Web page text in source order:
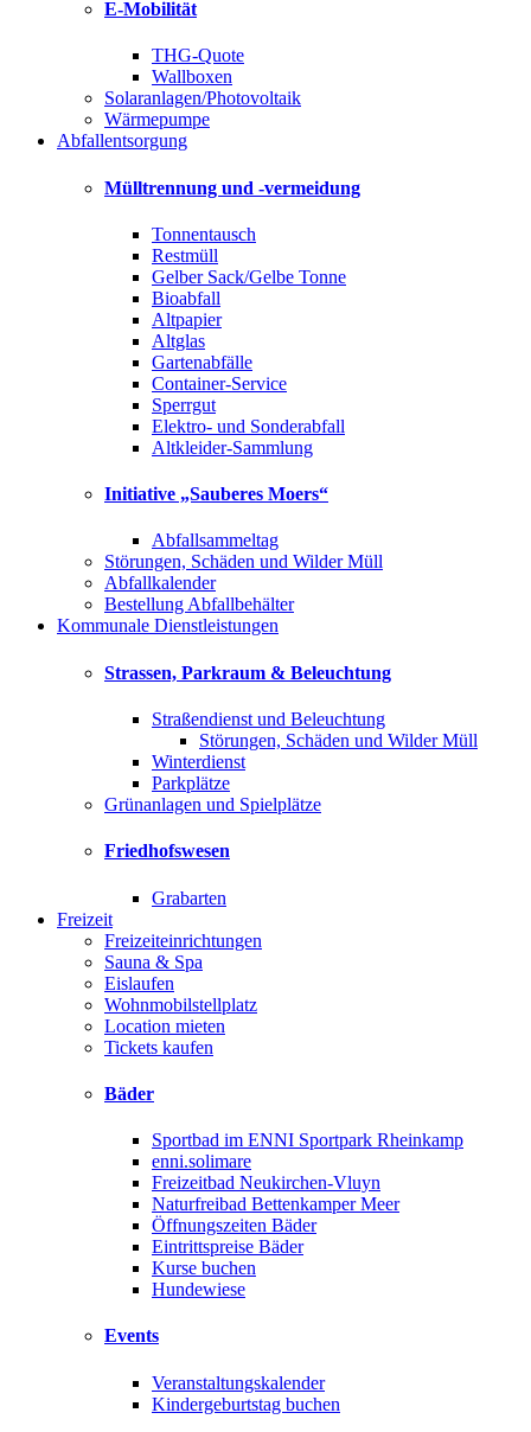
E-Mobilität
THG-Quote
Wallboxen
Solaranlagen/Photovoltaik
Wärmepumpe
Abfallentsorgung
Mülltrennung und -vermeidung
Tonnentausch
Restmüll
Gelber Sack/Gelbe Tonne
Bioabfall
Altpapier
Altglas
Gartenabfälle
Container-Service
Sperrgut
Elektro- und Sonderabfall
Altkleider-Sammlung
Initiative „Sauberes Moers“
Abfallsammeltag
Störungen, Schäden und Wilder Müll
Abfallkalender
Bestellung Abfallbehälter
Kommunale Dienstleistungen
Strassen, Parkraum & Beleuchtung
Straßendienst und Beleuchtung
Störungen, Schäden und Wilder Müll
Winterdienst
Parkplätze
Grünanlagen und Spielplätze
Friedhofswesen
Grabarten
Freizeit
Freizeiteinrichtungen
Sauna & Spa
Eislaufen
Wohnmobilstellplatz
Location mieten
Tickets kaufen
Bäder
Sportbad im ENNI Sportpark Rheinkamp
enni.solimare
Freizeitbad Neukirchen-Vluyn
Naturfreibad Bettenkamper Meer
Öffnungszeiten Bäder
Eintrittspreise Bäder
Kurse buchen
Hundewiese
Events
Veranstaltungskalender
Kindergeburtstag buchen